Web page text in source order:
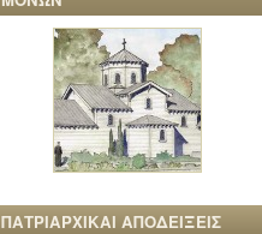
ΠΑΤΡΙΑΡΧΙΚΑΙ ΑΠΟΔΕΙΞΕΙΣ